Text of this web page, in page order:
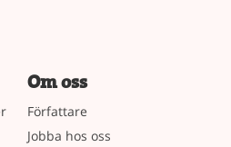
Om oss
Författare
Jobba hos oss